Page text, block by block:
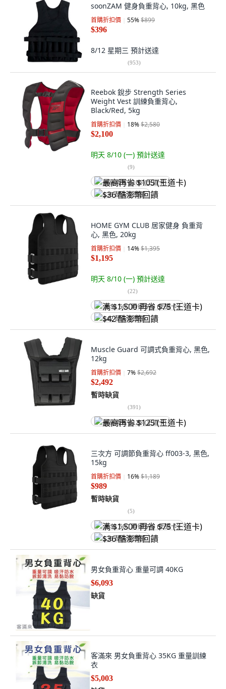
soonZAM 健身負重背心, 10kg, 黑色
首購折扣價 55%$899
$396
8/12 星期三 預計送達
(953)
Reebok 銳步 Strength Series
Weight Vest 訓練負重背心,
Black/Red, 5kg
首購折扣價 18%$2,580
$2,100
明天 8/10 (一) 預計送達
(9)
最高再省 $105 (王道卡)
$36 酷澎幣回饋
HOME GYM CLUB 居家健身 負重背
心, 黑色, 20kg
首購折扣價 14%$1,395
$1,195
明天 8/10 (一) 預計送達
(22)
满 $1,500 再省 $75 (王道卡)
$42 酷澎幣回饋
Muscle Guard 可調式負重背心, 黑色,
12kg
首購折扣價 7%$2,692
$2,492
暫時缺貨
(391)
最高再省 $125 (王道卡)
三次方 可調節負重背心 ff003-3, 黑色,
15kg
首購折扣價 16%$1,189
$989
暫時缺貨
(5)
满 $1,500 再省 $75 (王道卡)
$36 酷澎幣回饋
男女負重背心 重量可調 40KG
$6,093
缺貨
客滿來 男女負重背心 35KG 重量訓練
衣
$5,003